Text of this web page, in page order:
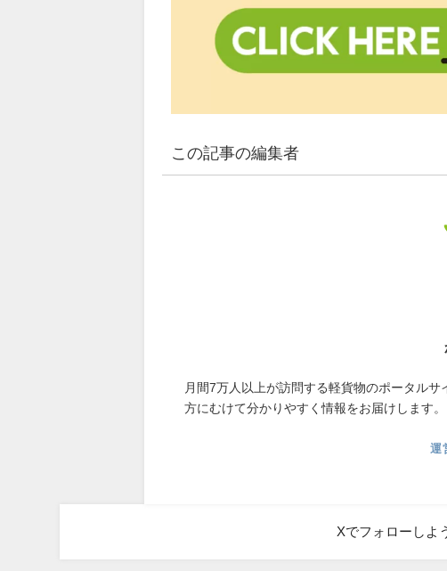
この記事の編集者
月間7万人以上が訪問する軽貨物のポータル
方にむけて分かりやすく情報をお届けします。
運
Xでフォローしよ